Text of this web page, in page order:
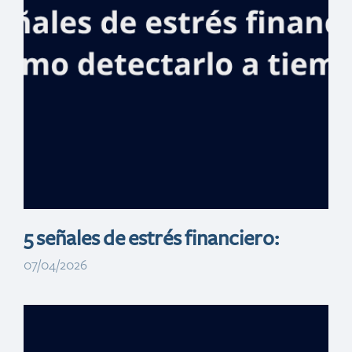
inspirar a niños
sobre la
5 señales de estrés financiero:
07/04/2026